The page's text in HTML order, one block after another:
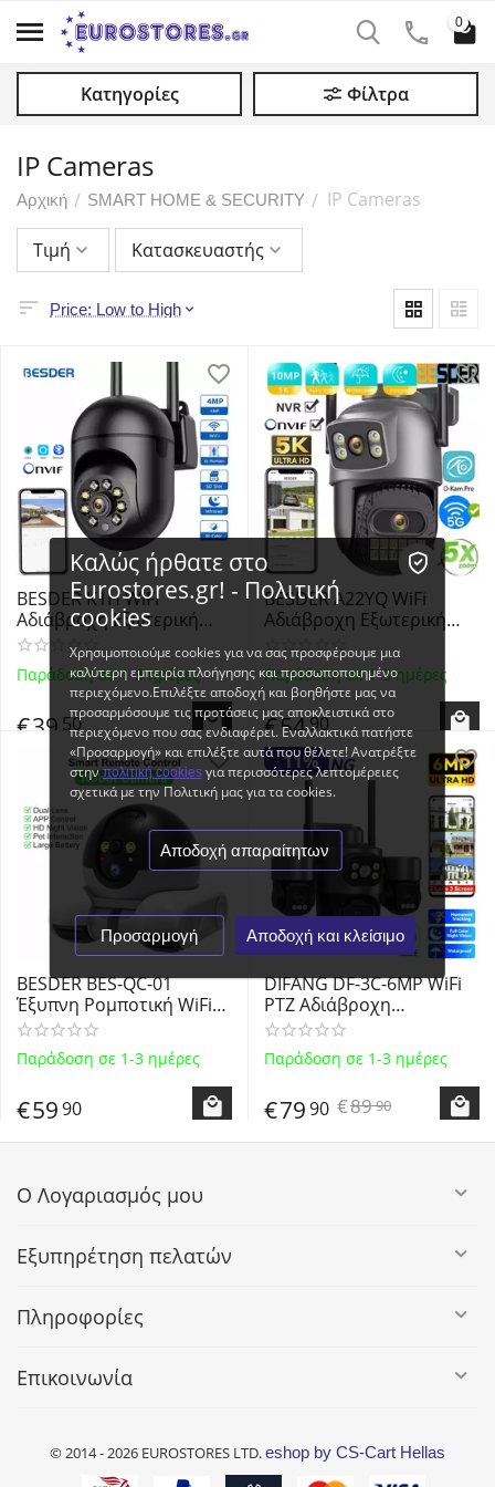
0
Κατηγορίες Φίλτρα
IP Cameras
Αρχική / SMART HOME & SECURITY / IP Cameras
Τιμή Κατασκευαστής
Price: Low to High
BESDER K1H WiFi
Αδιάβροχη Εξωτερική
Κάμερα 4MP HD 1080p 4x
Digital Zoom με έγχρωμη
νυχτερινή όραση με APP
iCSee - WiFi PTZ Wireless
IP Camera AI Human
Detection
Παράδοση σε 1-3 ημέρες
€39 50
BESDER A22YQ WiFi
Αδιάβροχη Εξωτερική
4K με έγχρωμη νυχτερινή
όραση με APP O-KAM Pro
- Dual Lens 2x4MP WiFi
PTZ Wireless IP Camera
5X ...
Παράδοση σε 1-3 ημέρες
€5490
BESDER BES-QC-01
Έξυπνη Ρομποτική WiFi
Camera με Δύο Φακούς
APP V360 Pro - Smart
Robot Camera Dual Lens
HD 1080P with Built in
Large Battery
Παράδοση σε 1-3 ημέρες
€5990
-11%
DIFANG DF-3C-6MP WiFi
PTZ Αδιάβροχη
Εξωτερική Κάμερα με 3
Φακούς 6MP 5x Zoom με
έγχρωμη νυχτερινή
Παράδοση σε 1-3 ημέρες
€8990
€7990
Ο Λογαριασμός μου
Εξυπηρέτηση πελατών
Πληροφορίες
Επικοινωνία
© 2014 - 2026 EUROSTORES LTD.eshop by CS-Cart Hellas
Καλώς ήρθατε στο
Eurostores.gr! - Πολιτική
cookies
Χρησιμοποιούμε cookies για να σας προσφέρουμε μια
καλύτερη εμπειρία πλοήγησης και προσωποποιημένο
περιεχόμενο.Επιλέξτε αποδοχή και βοηθήστε μας να
προσαρμόσουμε τις προτάσεις μας αποκλειστικά στο
περιεχόμενο που σας ενδιαφέρει. Εναλλακτικά πατήστε
«Προσαρμογή» και επιλέξτε αυτά που θέλετε! Ανατρέξτε
στηνπολιτική cookiesγια περισσότερες λεπτομέρειες
σχετικά με την Πολιτική μας για τα cookies.
Αποδοχή απαραίτητων
Προσαρμογή Αποδοχή και κλείσιμο